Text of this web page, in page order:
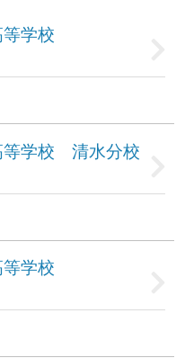
学校
等学校 清水分校
学校